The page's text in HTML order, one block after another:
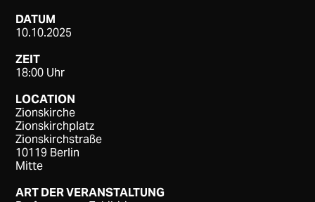
DATUM
10.10.2025
ZEIT
18:00 Uhr
LOCATION
Zionskirche
Zionskirchplatz
Zionskirchstraße
10119 Berlin
Mitte
ART DER VERANSTALTUNG